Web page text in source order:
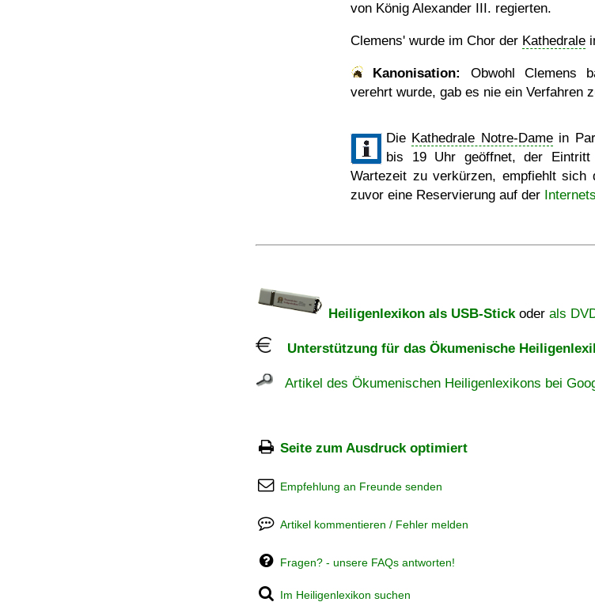
von König Alexander III. regierten.
Clemens' wurde im Chor der Kathedrale
Kanonisation:
Obwohl Clemens
verehrt wurde, gab es nie ein Verfahren
Die Kathedrale Notre-Damein
bis 19 Uhr geöffnet, der
Wartezeit zu verkürzen, empfiehlt sich
zuvor eine Reservierung auf der
Heiligenlexikon als USB-Stickoder als
Unterstützung für das Ökumenische
Artikel des Ökumenischen Heiligenlexikons bei
Seite zum Ausdruck optimiert
Empfehlung an Freunde senden
Artikel kommentieren / Fehler melden
Fragen? - unsere FAQs antworten!
Im Heiligenlexikon suchen